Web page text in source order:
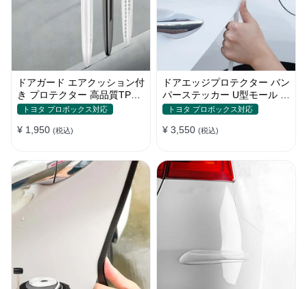
ドアガード エアクッション付
き プロテクター 高品質TPU
製 キズ防止 取り付け簡単
トヨタ プロボックス対応
¥ 1,950 (税込)
ドアエッジプロテクター バン
パーステッカー U型モール キ
ズ防止 取り付け簡単 騒音低
トヨタ プロボックス対応
¥ 3,550 (税込)